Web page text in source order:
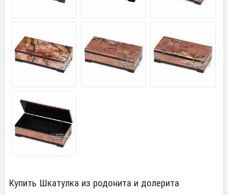
Купить Шкатулка из родонита и долерита